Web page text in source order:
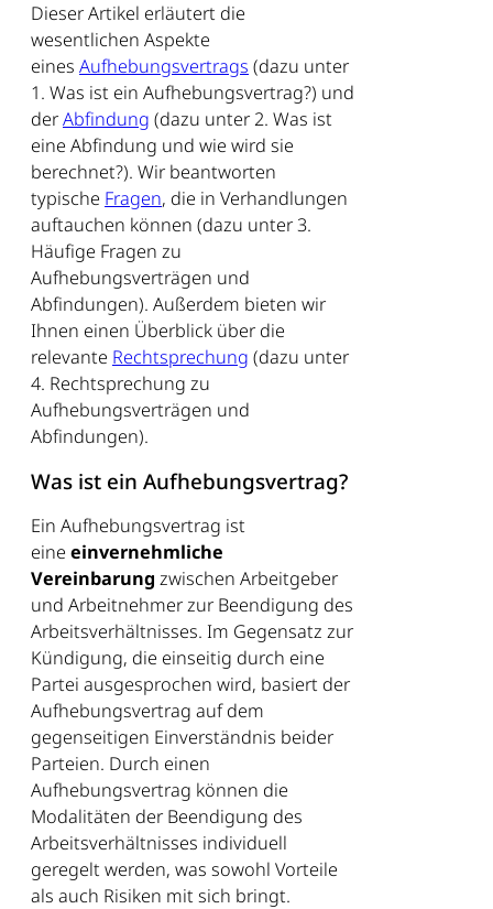
Dieser Artikel erläutert die
wesentlichen Aspekte
eines Aufhebungsvertrags (dazu unter
1. Was ist ein Aufhebungsvertrag?) und
derAbfindung (dazu unter 2. Was ist
eine Abfindung und wie wird sie
berechnet?). Wir beantworten
typische Fragen, die in Verhandlungen
auftauchen können (dazu unter 3.
Häufige Fragen zu
Aufhebungsverträgen und
Abfindungen). Außerdem bieten wir
Ihnen einen Überblick über die
relevante Rechtsprechung (dazu unter
4. Rechtsprechung zu
Aufhebungsverträgen und
Abfindungen).
Was ist ein Aufhebungsvertrag?
Ein Aufhebungsvertrag ist
eine einvernehmliche
Vereinbarung zwischen Arbeitgeber
und Arbeitnehmer zur Beendigung des
Arbeitsverhältnisses. Im Gegensatz zur
Kündigung, die einseitig durch eine
Partei ausgesprochen wird, basiert der
Aufhebungsvertrag auf dem
gegenseitigen Einverständnis beider
Parteien. Durch einen
Aufhebungsvertrag können die
Modalitäten der Beendigung des
Arbeitsverhältnisses individuell
geregelt werden, was sowohl Vorteile
als auch Risiken mit sich bringt.